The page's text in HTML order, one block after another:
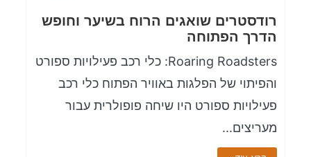
רודסטרים שואגים הרוח בשיער וחופש
הדרך הפתוחה
Roaring Roadsters: כלי רכב פעילויות ספורט
והפיתוי של הפלגות באוויר הפתוח כלי רכב
פעילויות ספורט היו שיחה פופולרית עבור
מעריצים...